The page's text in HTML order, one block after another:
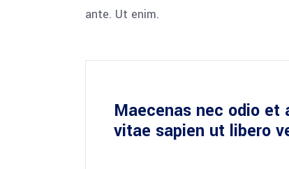
ante. Ut enim.
Maecenas nec odio
vitae sapien ut libero